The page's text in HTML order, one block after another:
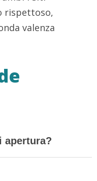
rispettoso,
valenza
apertura?